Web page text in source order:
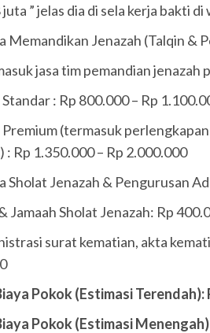
juta ” jelas dia di sela kerja bakti
Memandikan Jenazah (Talqin &
jasa tim pemandian
Standar : Rp 800.000 – Rp
Premium (termasuk
: Rp 1.350.000 – Rp 2.000.000
Sholat Jenazah & Pengurusan
Jamaah Sholat Jenazah: Rp
surat kematian, akta
Pokok (Estimasi Terendah):
Pokok (Estimasi